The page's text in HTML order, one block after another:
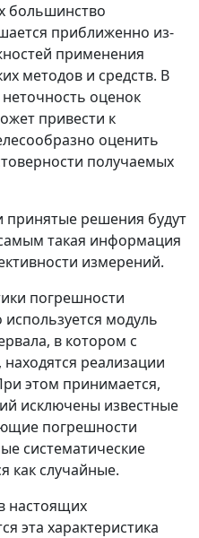
большинство
приближенно из-
применения
методов и средств. В
неточность оценок
привести к
оценить
получаемых
решения будут
такая информация
измерений.
погрешности
модуль
в котором с
реализации
этом принимается,
исключены известные
погрешности
систематические
как случайные.
настоящих
эта характеристика